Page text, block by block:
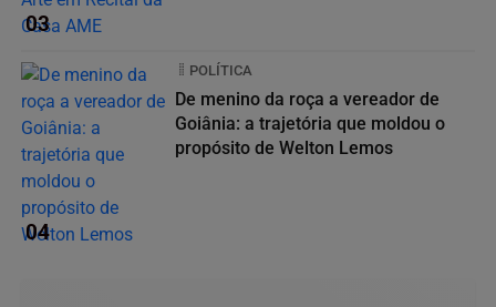
03
04
POLÍTICA
De menino da roça a vereador de
Goiânia: a trajetória que moldou o
propósito de Welton Lemos